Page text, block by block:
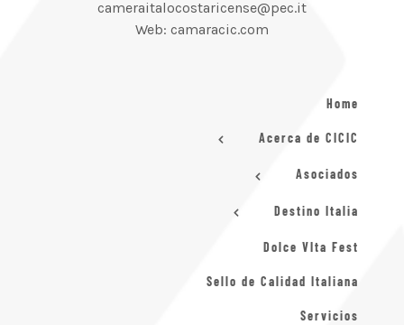
cameraitalocostaricense@pec.it
Web: camaracic.com
Home
Acerca de CICIC
Asociados
Destino Italia
Dolce VIta Fest
Sello de Calidad Italiana
Servicios